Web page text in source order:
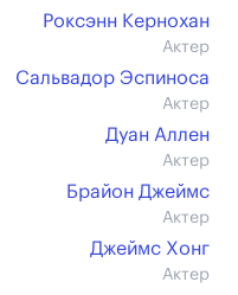
Роксэнн Кернохан
Актер
Сальвадор Эспиноcа
Актер
Дуан Аллен
Актер
Брайон Джеймс
Актер
Джеймс Хонг
Актер